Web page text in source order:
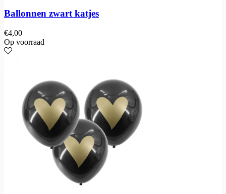
Ballonnen zwart katjes
€4,00
Op voorraad